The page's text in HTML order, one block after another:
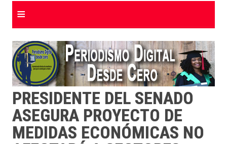
≡
PRESIDENTE DEL SENADO
ASEGURA PROYECTO DE
MEDIDAS ECONÓMICAS NO